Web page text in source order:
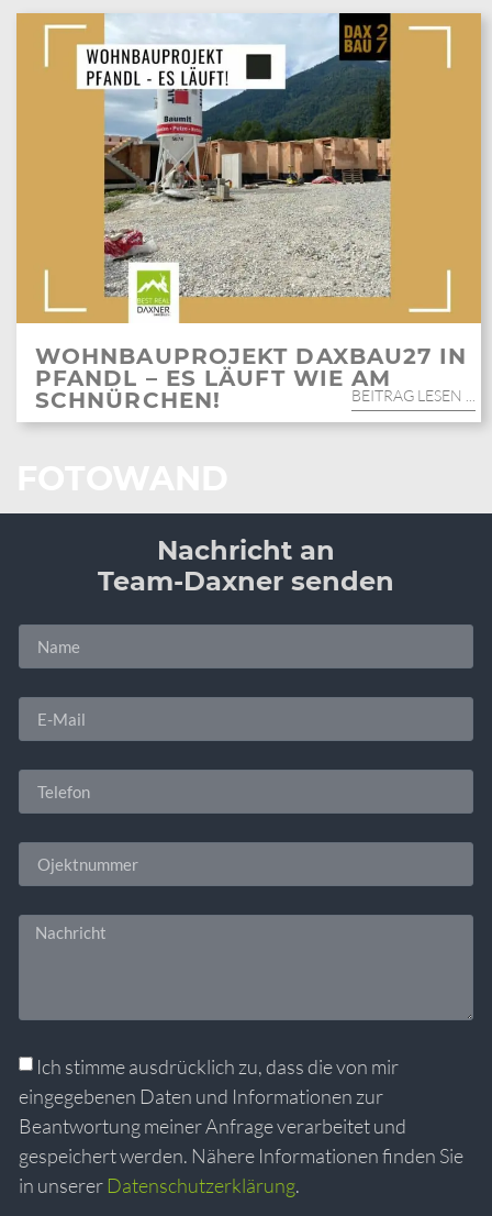
WOHNBAUPROJEKT DAXBAU27 IN
PFANDL – ES LÄUFT WIE AM
SCHNÜRCHEN!
BEITRAG LESEN ...
Nachricht an
Team-Daxner senden
Ich stimme ausdrücklich zu, dass die von mir
eingegebenen Daten und Informationen zur
Beantwortung meiner Anfrage verarbeitet und
gespeichert werden. Nähere Informationen finden Sie
in unserer Datenschutzerklärung.